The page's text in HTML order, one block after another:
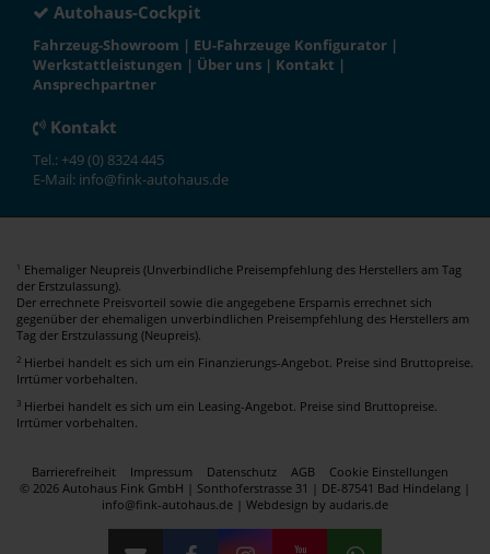
Autohaus-Cockpit
Fahrzeug-Showroom | EU-Fahrzeuge Konfigurator |
Werkstattleistungen | Über uns | Kontakt |
Ansprechpartner
Kontakt
Tel.: +49 (0) 8324 445
E-Mail: info@fink-autohaus.de
1 Ehemaliger Neupreis (Unverbindliche Preisempfehlung des Herstellers am Tag
der Erstzulassung).
Der errechnete Preisvorteil sowie die angegebene Ersparnis errechnet sich
gegenüber der ehemaligen unverbindlichen Preisempfehlung des Herstellers am
Tag der Erstzulassung (Neupreis).
2 Hierbei handelt es sich um ein Finanzierungs-Angebot. Preise sind Bruttopreise.
Irrtümer vorbehalten.
3 Hierbei handelt es sich um ein Leasing-Angebot. Preise sind Bruttopreise.
Irrtümer vorbehalten.
Barrierefreiheit Impressum Datenschutz AGB
Cookie Einstellungen
© 2026 Autohaus Fink GmbH | Sonthoferstrasse 31 | DE-87541 Bad Hindelang |
info@fink-autohaus.de | Webdesign by audaris.de